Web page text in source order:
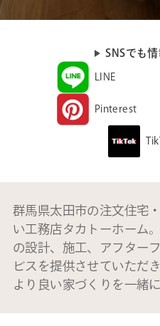
SNSでも
LINE
Pinterest
群馬県太田市の注文住宅
い工務店タカトーホーム
の設計、施工、アフター
ビスを提供させていただ
より良い家づくりを一緒